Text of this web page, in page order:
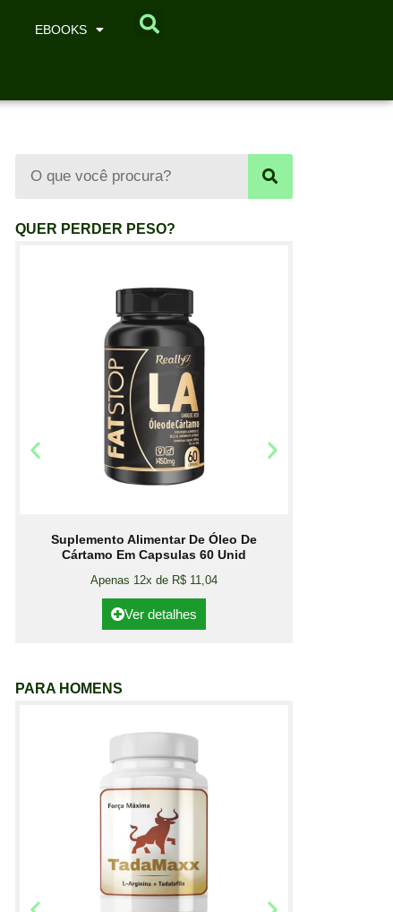
EBOOKS
QUER PERDER PESO?
Suplemento Alimentar De Óleo De
Cártamo Em Capsulas 60 Unid
Apenas 12x de R$ 11,04
Ver detalhes
PARA HOMENS